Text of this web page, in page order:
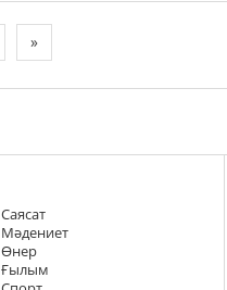
»
Саясат
Мәдениет
Өнер
Ғылым